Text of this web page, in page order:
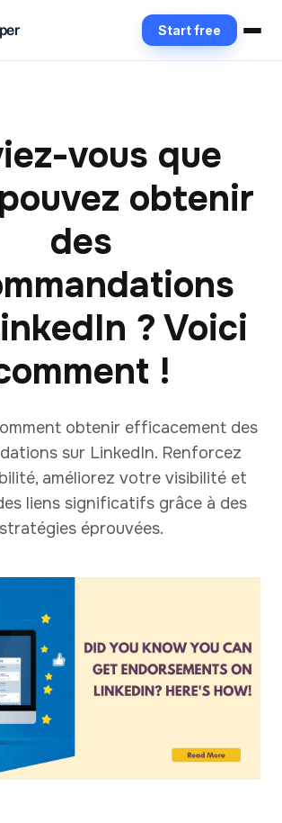
Start free
vous que
obtenir
des
? Voici
!
obtenir efficacement des
sur LinkedIn. Renforcez
améliorez votre visibilité et
liens significatifs grâce à des
stratégies éprouvées.